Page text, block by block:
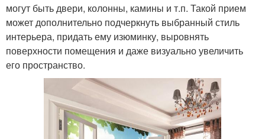
могут быть двери, колонны, камины и т.п. Такой прием
может дополнительно подчеркнуть выбранный стиль
интерьера, придать ему изюминку, выровнять
поверхности помещения и даже визуально увеличить
его пространство.